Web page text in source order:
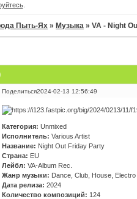
.
Пыть-Ях »Музыка »VA - Night
Поделиться2024-02-13 12:56:49
Категория: Unmixed
Исполнитель: Various Artist
Название: Night Out Friday Party
Страна: EU
Лейбл: VA-Album Rec.
Жанр музыки: Dance, Club, House, Electro
Дата релиза: 2024
Количество композиций: 124